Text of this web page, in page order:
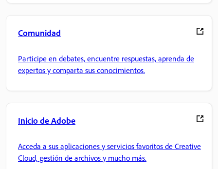
Comunidad
Participe en debates, encuentre respuestas, aprenda de
expertos y comparta sus conocimientos.
Inicio de Adobe
Acceda a sus aplicaciones y servicios favoritos de Creative
Cloud, gestión de archivos y mucho más.